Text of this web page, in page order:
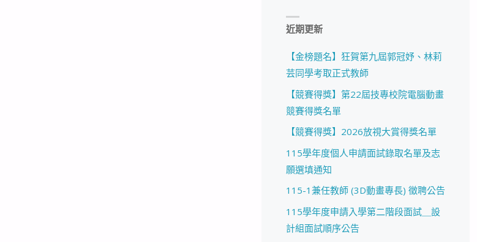
近期更新
【金榜題名】狂賀第九屆郭冠妤、林莉
芸同學考取正式教師
【競賽得獎】第22屆技專校院電腦動畫
競賽得獎名單
【競賽得獎】2026放視大賞得獎名單
115學年度個人申請面試錄取名單及志
願選填通知
115-1兼任教師 (3D動畫專長) 徵聘公告
115學年度申請入學第二階段面試＿設
計組面試順序公告